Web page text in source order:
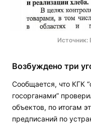
Источник:
Возбуждено три
Сообщается, что КГК
госорганами”
объектов, по итогам
предписаний по